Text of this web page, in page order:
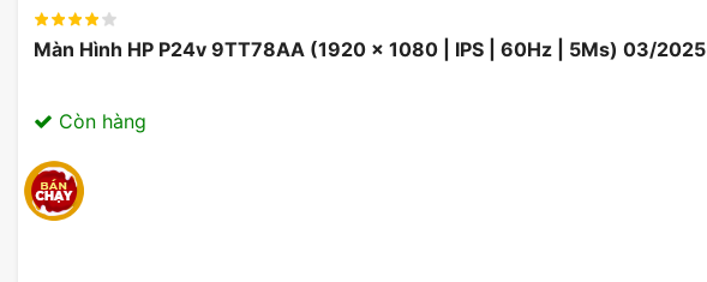
phẩm đáng giá cho mọi nhu cầu từ công việc đến giải trí.
Màn Hình HP P24v 9TT78AA (1920 x 1080 | IPS | 60Hz | 5Ms) 03/2025
Còn hàng